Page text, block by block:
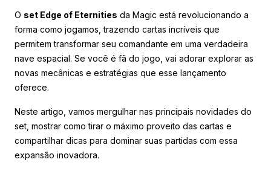
O set Edge of Eternities da Magic está revolucionando a
forma como jogamos, trazendo cartas incríveis que
permitem transformar seu comandante em uma verdadeira
nave espacial. Se você é fã do jogo, vai adorar explorar as
novas mecânicas e estratégias que esse lançamento
oferece.
Neste artigo, vamos mergulhar nas principais novidades do
set, mostrar como tirar o máximo proveito das cartas e
compartilhar dicas para dominar suas partidas com essa
expansão inovadora.